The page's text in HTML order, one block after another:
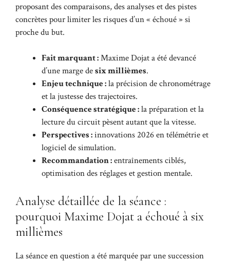
proposant des comparaisons, des analyses et des pistes
concrètes pour limiter les risques d’un « échoué » si
proche du but.
Fait marquant :Maxime Dojat a été devancé
d’une marge desix millièmes.
Enjeu technique :la précision de chronométrage
et la justesse des trajectoires.
Conséquence stratégique :la préparation et la
lecture du circuit pèsent autant que la vitesse.
Perspectives :innovations 2026 en télémétrie et
logiciel de simulation.
Recommandation :entraînements ciblés,
optimisation des réglages et gestion mentale.
Analyse détaillée de la séance :
pourquoi Maxime Dojat a échoué à six
millièmes
La séance en question a été marquée par une succession